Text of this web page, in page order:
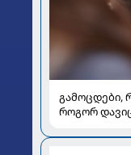
გამოცდები,
როგორ